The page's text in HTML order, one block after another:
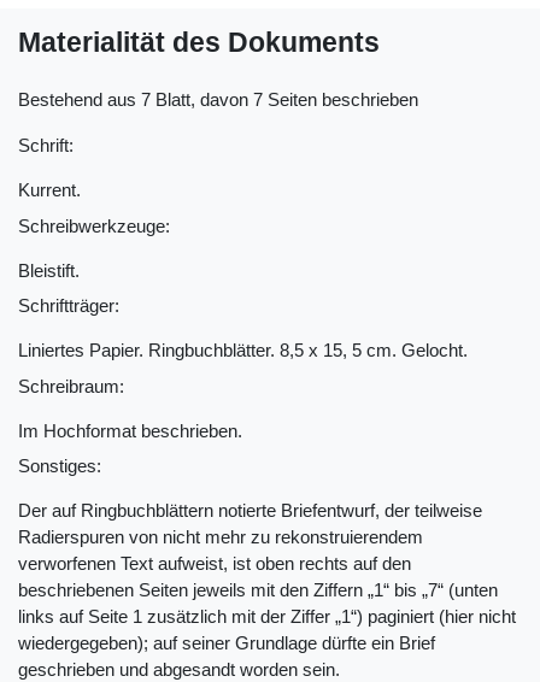
Materialität des Dokuments
Bestehend aus 7 Blatt, davon 7 Seiten beschrieben
Schrift:
Kurrent.
Schreibwerkzeuge:
Bleistift.
Schriftträger:
Liniertes Papier. Ringbuchblätter. 8,5 x 15, 5 cm. Gelocht.
Schreibraum:
Im Hochformat beschrieben.
Sonstiges:
Der auf Ringbuchblättern notierte Briefentwurf, der teilweise
Radierspuren von nicht mehr zu rekonstruierendem
verworfenen Text aufweist, ist oben rechts auf den
beschriebenen Seiten jeweils mit den Ziffern „1“ bis „7“ (unten
links auf Seite 1 zusätzlich mit der Ziffer „1“) paginiert (hier nicht
wiedergegeben); auf seiner Grundlage dürfte ein Brief
geschrieben und abgesandt worden sein.